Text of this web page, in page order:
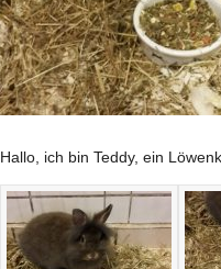
Hallo, ich bin Teddy, ein